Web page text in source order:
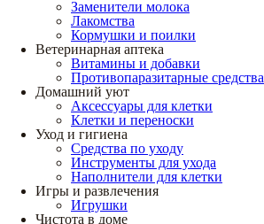
Заменители молока
Лакомства
Кормушки и поилки
Ветеринарная аптека
Витамины и добавки
Противопаразитарные средства
Домашний уют
Аксессуары для клетки
Клетки и переноски
Уход и гигиена
Средства по уходу
Инструменты для ухода
Наполнители для клетки
Игры и развлечения
Игрушки
Чистота в доме